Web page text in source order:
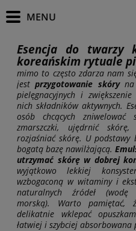
Esencja do twarzy
koreańskim rytuale
mimo to często zdarza nam
jestprzygotowanie skóryna
pielęgnacyjnych i
nich składników aktywnych.
osób chcących
zmarszczki, ujędrnić
rozjaśniać skórę. U podstawy
bogatą bazę nawilżającą.
utrzymać skórę w dobrej
wyjątkowo lekkiej
wzbogaconą w witaminy i
naturalnych źródeł (wodę
morską). Warto pamiętać,
delikatnie wklepać
łatwiej i szybciej absorbowana